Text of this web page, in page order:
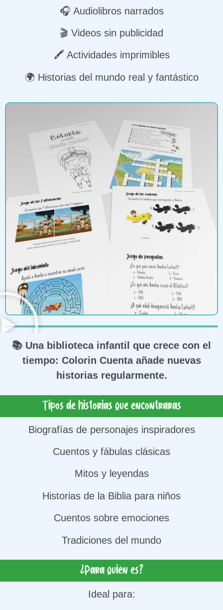
🎧 Audiolibros narrados
🎬 Videos sin publicidad
🖍 Actividades imprimibles
🌍 Historias del mundo real y fantástico
📚 Una biblioteca infantil que crece con el
tiempo: Colorin Cuenta añade nuevas
historias regularmente.
Tipos de historias que encontrarás
Biografías de personajes inspiradores
Cuentos y fábulas clásicas
Mitos y leyendas
Historias de la Biblia para niños
Cuentos sobre emociones
Tradiciones del mundo
¿Para quién es?
Ideal para: